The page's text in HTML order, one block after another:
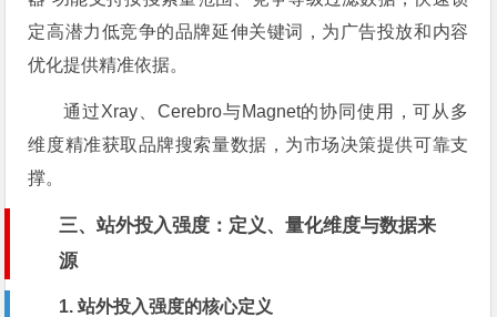
定高潜力低竞争的品牌延伸关键词，为广告投放和内容
优化提供精准依据。
通过Xray、Cerebro与Magnet的协同使用，可从多
维度精准获取品牌搜索量数据，为市场决策提供可靠支
撑。
三、站外投入强度：定义、量化维度与数据来
源
1. 站外投入强度的核心定义